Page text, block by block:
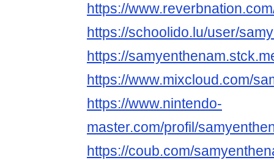
https://
https://schoolido.lu/user/
https://
https://www.mixcloud.com/
https://www.nintendo-
master.com/profil/
https://coub.com/